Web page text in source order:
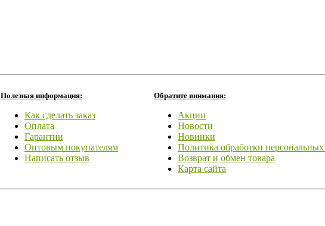
Полезная информация:
Как сделать заказ
Оплата
Гарантии
Оптовым покупателям
Написать отзыв
Обратите внимания:
Акции
Новости
Новинки
Политика обработки
Возврат и обмен товара
Карта сайта